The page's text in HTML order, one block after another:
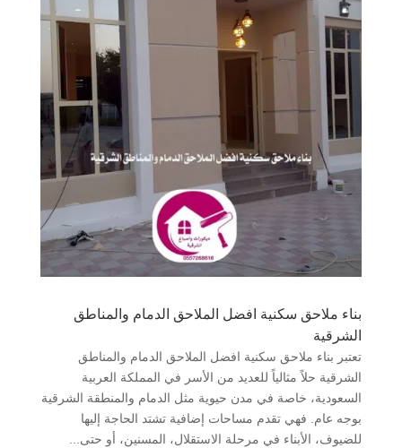
بناء ملاحق سكنية افضل الملاحق الدمام والمناطق
الشرقية
تعتبر بناء ملاحق سكنية افضل الملاحق الدمام والمناطق
الشرقية حلاً مثالياً للعديد من الأسر في المملكة العربية
السعودية، خاصة في مدن حيوية مثل الدمام والمنطقة الشرقية
بوجه عام. فهي تقدم مساحات إضافية تشتد الحاجة إليها
للضيوف، الأبناء في مرحلة الاستقلال، المسنين، أو حتى...